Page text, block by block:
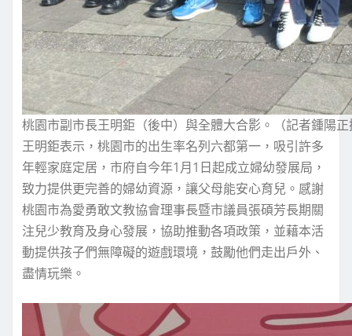
桃園市副市長王明鉅（後中）與全體大合影。（記者鍾陽
王明鉅表示，桃園市的出生率名列六都第一，吸引許多
年輕家庭定居，市府自今年1月1日起成立婦幼發展局，
致力提供更完善的婦幼資源，讓父母能安心育兒。感謝
桃園市為愛勇敢文教協會理事長暨市議員張碩芳長期關
注兒少教育及身心發展，協助推動各項政策，並藉本活
動提供孩子們無障礙的遊戲環境，鼓勵他們走出戶外、
盡情玩樂。